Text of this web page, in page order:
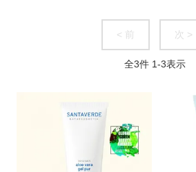
< 前 次 >
全3件 1-3表示